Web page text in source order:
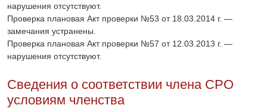
нарушения отсутствуют.
Проверка плановая Акт проверки №53 от 18.03.2014 г. —
замечания устранены.
Проверка плановая Акт проверки №57 от 12.03.2013 г. —
нарушения отсутствуют.
Сведения о соответствии члена СРО
условиям членства